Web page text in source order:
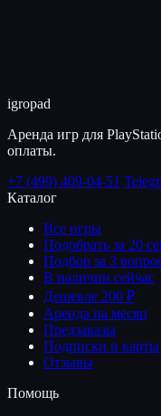
igropad
Аренда игр для
оплаты.
+7 (499) 409-04-51
Каталог
Все игры
Подобрать за 20
Подбор за 3
В наличии сейчас
Дешевле 200 ₽
Аренда на месяц
Предзаказы
Подписки и карты
Отзывы
Помощь